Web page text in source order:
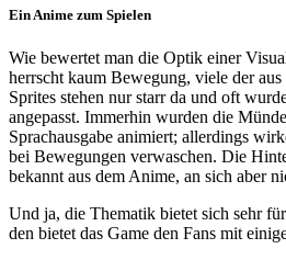
Ein Anime zum Spielen
Wie bewertet man die Optik einer
herrscht kaum Bewegung, viele der
Sprites stehen nur starr da und oft
angepasst. Immerhin wurden die
Sprachausgabe animiert; allerdings
bei Bewegungen verwaschen. Die
bekannt aus dem Anime, an sich aber
Und ja, die Thematik bietet sich sehr
den bietet das Game den Fans mit